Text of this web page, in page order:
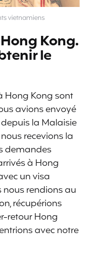
vietnamiens
Kong.
le
Hong Kong sont
avions envoyé
la Malaisie
recevions la
demandes
à Hong
un visa
nous rendions au
récupérions
retour Hong
avec notre